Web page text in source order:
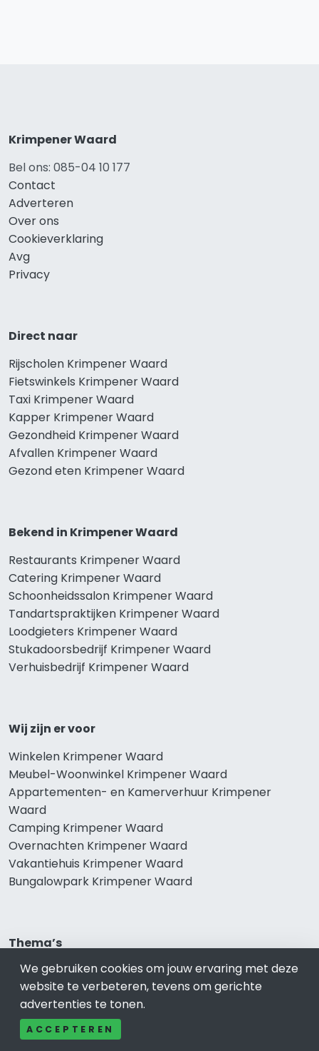
Krimpener Waard
Bel ons: 085-04 10 177
Contact
Adverteren
Over ons
Cookieverklaring
Avg
Privacy
Direct naar
Rijscholen Krimpener Waard
Fietswinkels Krimpener Waard
Taxi Krimpener Waard
Kapper Krimpener Waard
Gezondheid Krimpener Waard
Afvallen Krimpener Waard
Gezond eten Krimpener Waard
Bekend in Krimpener Waard
Restaurants Krimpener Waard
Catering Krimpener Waard
Schoonheidssalon Krimpener Waard
Tandartspraktijken Krimpener Waard
Loodgieters Krimpener Waard
Stukadoorsbedrijf Krimpener Waard
Verhuisbedrijf Krimpener Waard
Wij zijn er voor
Winkelen Krimpener Waard
Meubel-Woonwinkel Krimpener Waard
Appartementen- en Kamerverhuur Krimpener
Waard
Camping Krimpener Waard
Overnachten Krimpener Waard
Vakantiehuis Krimpener Waard
Bungalowpark Krimpener Waard
Thema’s
Klussenbedrijf Krimpener Waard
Notarissen Krimpener Waard
Taxateurs Krimpener Waard
Schoonmaakbedrijf Krimpener Waard
Makelaars Krimpener Waard
We gebruiken cookies om jouw ervaring met deze
website te verbeteren, tevens om gerichte
advertenties te tonen.
ACCEPTEREN